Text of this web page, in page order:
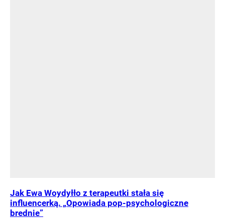
Jak Ewa Woydyłło z terapeutki stała się
influencerką. „Opowiada pop-psychologiczne
brednie”